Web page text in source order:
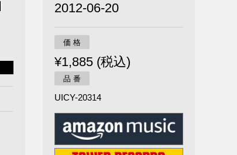
2012-06-20
価 格
¥1,885 (税込)
品 番
UICY-20314